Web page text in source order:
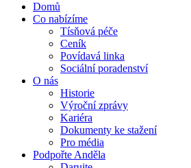
Domů
Co nabízíme
Tísňová péče
Ceník
Povídavá linka
Sociální poradenství
O nás
Historie
Výroční zprávy
Kariéra
Dokumenty ke stažení
Pro média
Podpořte Anděla